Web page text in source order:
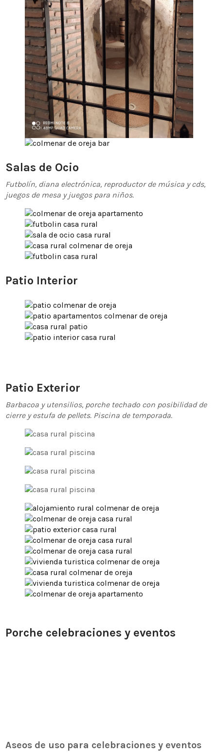
Salas de Ocio
Futbolín, diana electrónica, reproductor de música y cds,
juegos de mesa y juegos para niños.
Patio Interior
Patio Exterior
Barbacoa y utensilios, porche techado con posibilidad de
cierre y estufa de pellets. Piscina de temporada.
Porche celebraciones y eventos
Aseos de uso para celebraciones y eventos